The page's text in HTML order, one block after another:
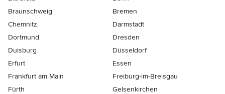
Braunschweig
Bremen
Chemnitz
Darmstadt
Dortmund
Dresden
Duisburg
Düsseldorf
Erfurt
Essen
Frankfurt am Main
Freiburg-im-Breisgau
Fürth
Gelsenkirchen